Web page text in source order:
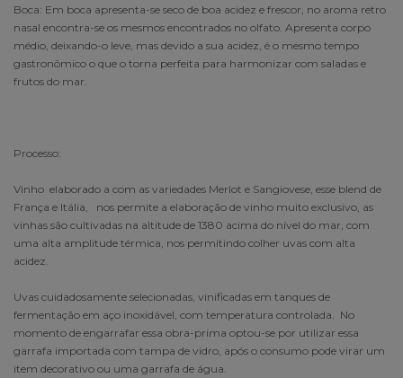
Boca: Em boca apresenta-se seco de boa acidez e frescor, no aroma retro
nasal encontra-se os mesmos encontrados no olfato. Apresenta corpo
médio, deixando-o leve, mas devido a sua acidez, é o mesmo tempo
gastronômico o que o torna perfeita para harmonizar com saladas e
frutos do mar.
Processo:
Vinho elaborado a com as variedades Merlot e Sangiovese, esse blend de
França e Itália, nos permite a elaboração de vinho muito exclusivo, as
vinhas são cultivadas na altitude de 1380 acima do nível do mar, com
uma alta amplitude térmica, nos permitindo colher uvas com alta
acidez.
Uvas cuidadosamente selecionadas, vinificadas em tanques de
fermentação em aço inoxidável, com temperatura controlada. No
momento de engarrafar essa obra-prima optou-se por utilizar essa
garrafa importada com tampa de vidro, após o consumo pode virar um
item decorativo ou uma garrafa de água.